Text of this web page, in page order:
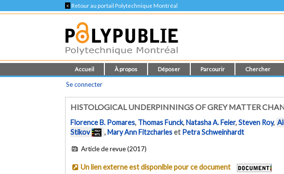
< Retour au portail Polytechnique Montréal
Accueil À propos Déposer Parcourir Chercher
Se connecter
HISTOLOGICAL UNDERPINNINGS OF GREY MATTER
Florence B. Pomares, Thomas Funck,Natasha A. Feier,Steven Roy,
Stikov
,Mary Ann Fitzcharleset Petra Schweinhardt
Article de revue (2017)
Un lien externe est disponible pour ce document